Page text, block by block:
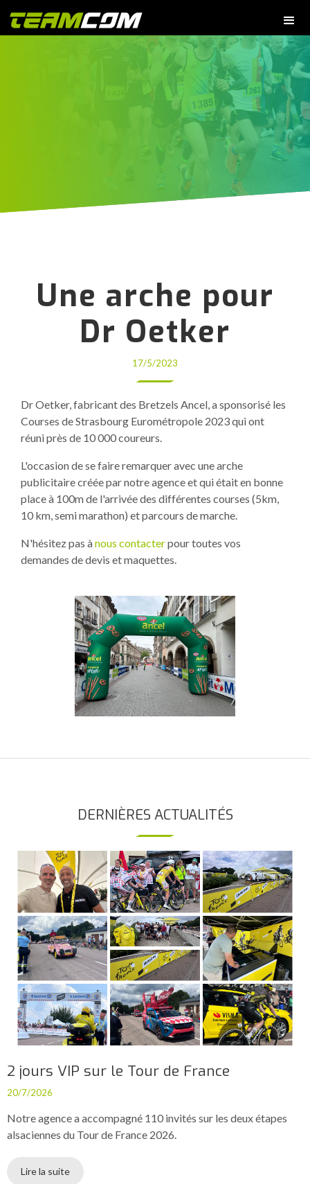
Une arche pour
Dr Oetker
17/5/2023
Dr Oetker, fabricant des Bretzels Ancel, a sponsorisé les
Courses de Strasbourg Eurométropole 2023 qui ont
réuni près de 10 000 coureurs.
L'occasion de se faire remarquer avec une arche
publicitaire créée par notre agence et qui était en bonne
place à 100m de l'arrivée des différentes courses (5km,
10 km, semi marathon) et parcours de marche.
N'hésitez pas ànous contacterpour toutes vos
demandes de devis et maquettes.
DERNIÈRES ACTUALITÉS
2 jours VIP sur le Tour de France
20/7/2026
Notre agence a accompagné 110 invités sur les deux étapes
alsaciennes du Tour de France 2026.
Lire la suite